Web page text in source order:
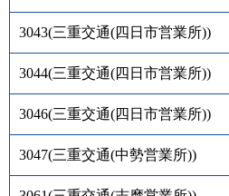
3043(三重交通(四日市営業所))
3044(三重交通(四日市営業所))
3046(三重交通(四日市営業所))
3047(三重交通(中勢営業所))